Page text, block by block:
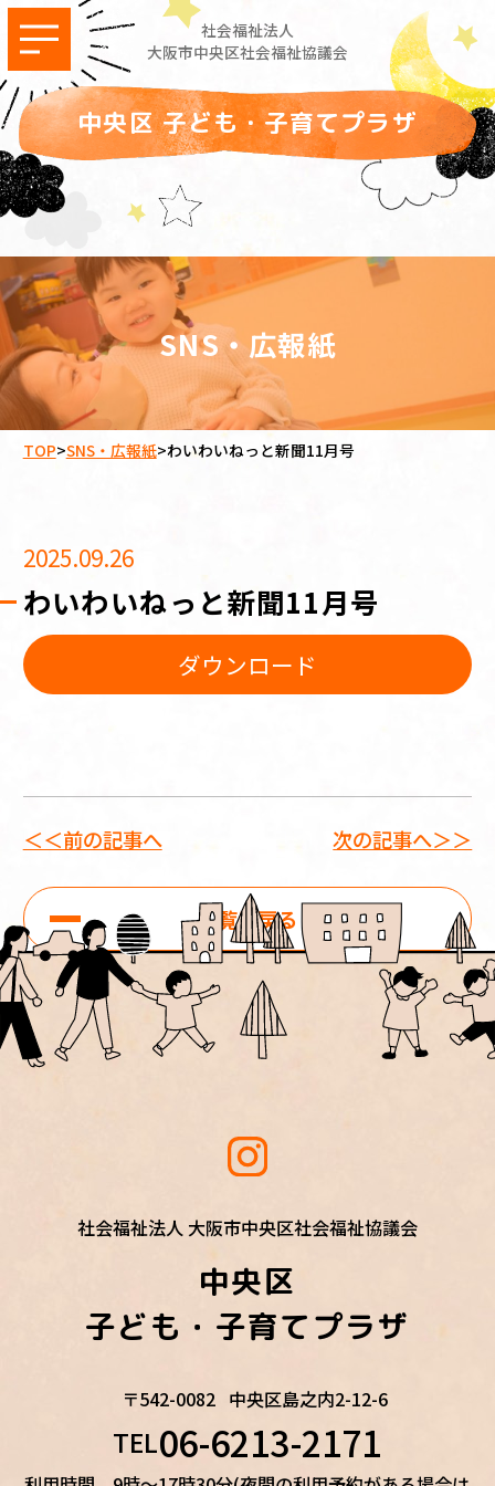
社会福祉法人
大阪市中央区社会福祉協議会
中央区 子ども・子育てプラザ
SNS・広報紙
TOP>SNS・広報紙>わいわいねっと新聞11月号
2025.09.26
わいわいねっと新聞11月号
ダウンロード
＜＜前の記事へ
一覧に戻る
次の記事へ＞＞
社会福祉法人 大阪市中央区社会福祉協議会
中央区
子ども・子育てプラザ
〒542-0082 中央区島之内2-12-6
TEL06-6213-2171